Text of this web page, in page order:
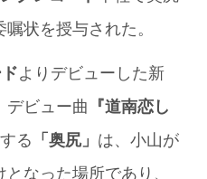
状を授与された。
よりデビューした新
デビュー曲
『道南恋し
る 「奥尻」 は、小山が
なった場所であり、